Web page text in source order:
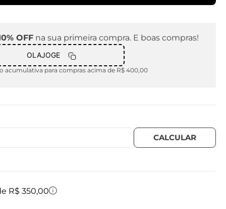
OFFna sua primeira compra. E boas compras!
OLAJOGE
acumulativa para compras acima de R$ 400,00
R$ 350,00